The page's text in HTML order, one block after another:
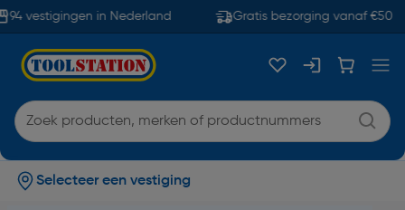
94 vestigingen in Nederland Gratis bezorging vanaf €50
Selecteer een vestiging